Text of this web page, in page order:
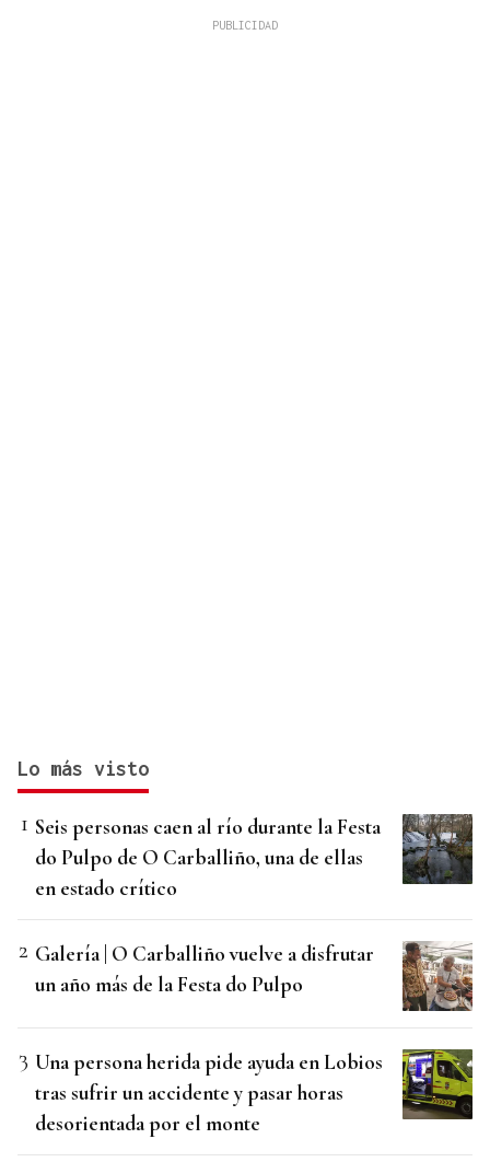
Lo más visto
Seis personas caen al río durante la Festa
do Pulpo de O Carballiño, una de ellas
en estado crítico
Galería | O Carballiño vuelve a disfrutar
un año más de la Festa do Pulpo
Una persona herida pide ayuda en Lobios
tras sufrir un accidente y pasar horas
desorientada por el monte